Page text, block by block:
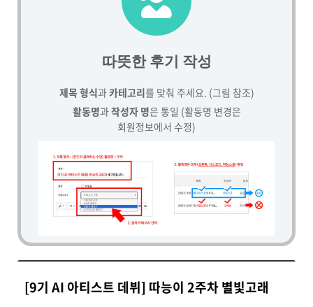
따뜻한 후기 작성
제목 형식과카테고리를 맞춰 주세요. (그림 참조)
활동명과작성자 명은 통일 (활동명 변경은
회원정보에서 수정)
[9기 AI 아티스트 데뷔] 따능이 2주차 별빛고래